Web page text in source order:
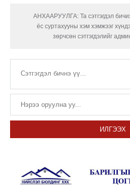
АНХААРУУЛГА: Та сэтгэгдэл
ёс суртахууны хэм хэмжээг
зөрчсөн сэтгэгдэлийг
ИЛГЭЭХ